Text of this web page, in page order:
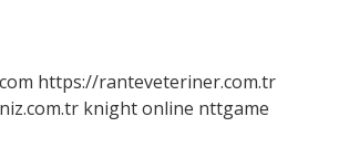
https://ranteveteriner.com.tr
knight online nttgame